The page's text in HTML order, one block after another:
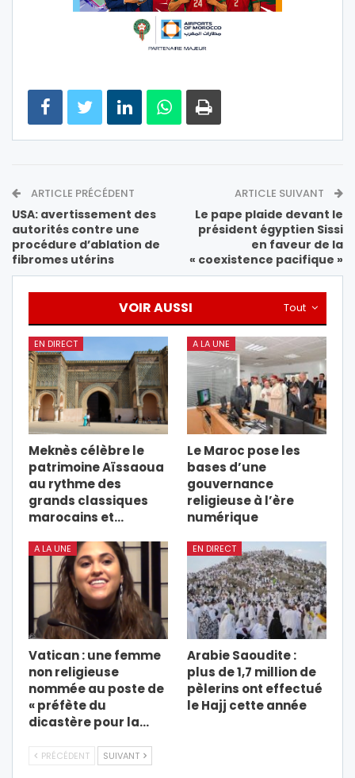
ARTICLE PRÉCÉDENT
USA: avertissement des
autorités contre une
procédure d’ablation de
fibromes utérins
ARTICLE SUIVANT
Le pape plaide devant le
président égyptien Sissi
en faveur de la
« coexistence pacifique »
Tout
VOIR AUSSI
EN DIRECT
Meknès célèbre le
patrimoine Aïssaoua
au rythme des
grands classiques
marocains et…
A LA UNE
Le Maroc pose les
bases d’une
gouvernance
religieuse à l’ère
numérique
A LA UNE
Vatican : une femme
non religieuse
nommée au poste de
« préfète du
dicastère pour la…
EN DIRECT
Arabie Saoudite :
plus de 1,7 million de
pèlerins ont effectué
le Hajj cette année
PRÉCÉDENT SUIVANT